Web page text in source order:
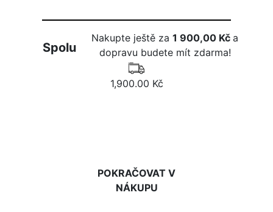
Spolu
Nakupte ještě za1 900,00 Kča
dopravu budete mít zdarma!
1,900.00 Kč
POKRAČOVAT V
NÁKUPU